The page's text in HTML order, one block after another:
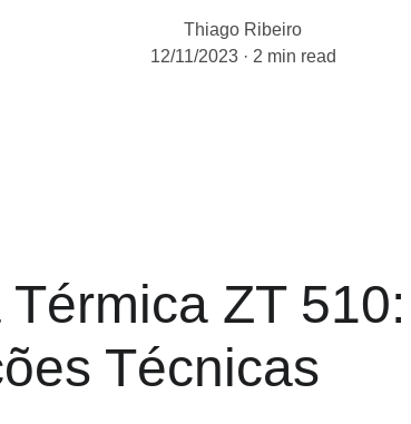
Thiago Ribeiro
12/11/2023
2 min read
ZT 510:
Técnicas